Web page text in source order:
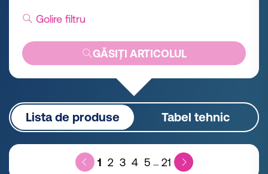
Golire filtru
GĂSIȚI ARTICOLUL
Lista de produse Tabel tehnic
1 2 3 4 5 ... 21